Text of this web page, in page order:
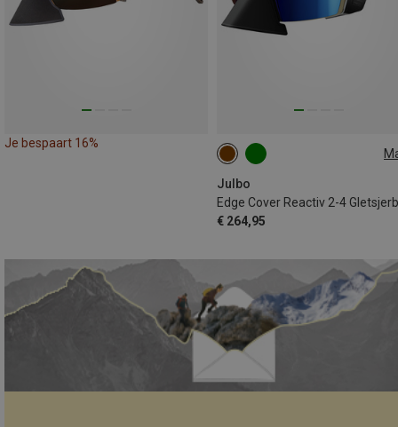
Je bespaart 16%
Julbo
Edge Cover Reactiv 2-4
€ 264,95
L